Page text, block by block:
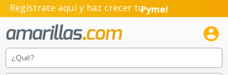
Regístrate aquí y haz crecer tuPyme!
Emprendimiento!
